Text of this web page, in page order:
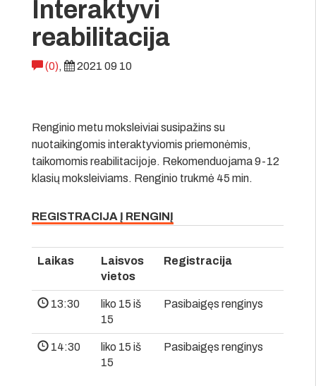
Interaktyvi
reabilitacija
(0), 2021 09 10
Renginio metu moksleiviai susipažins su
nuotaikingomis interaktyviomis priemonėmis,
taikomomis reabilitacijoje. Rekomenduojama 9-12
klasių moksleiviams. Renginio trukmė 45 min.
REGISTRACIJA Į RENGINĮ
Laikas
Laisvos
vietos
Registracija
13:30
liko 15 iš
15
Pasibaigęs renginys
14:30
liko 15 iš
15
Pasibaigęs renginys